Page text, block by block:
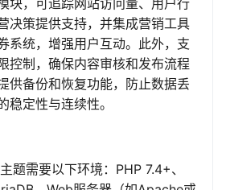
块，可追踪网站访问量、用户行
决策提供支持，并集成营销工具
系统，增强用户互动。此外，支
控制，确保内容审核和发布流程
供备份和恢复功能，防止数据丢
稳定性与连续性。
题需要以下环境：PHP 7.4+、